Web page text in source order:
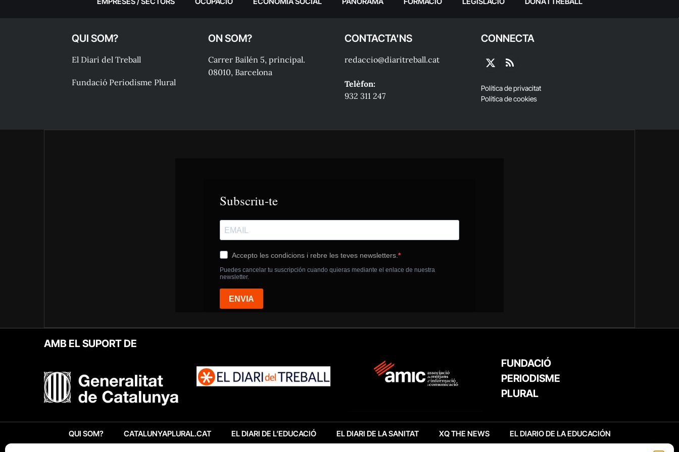
QUI SOM?
El Diari del Treball
Fundació Periodisme Plural
ON SOM?
Carrer Bailén 5, principal.
08010, Barcelona
CONTACTA'NS
redaccio@diaritreball.cat
Telèfon:
932 311 247
CONNECTA
X
RSS
Política de privacitat
Política de cookies
AMB EL SUPORT DE
FUNDACIÓ
PERIODISME
PLURAL
QUI SOM? CATALUNYAPLURAL.CAT EL DIARI DE L’EDUCACIÓ EL DIARI DE LA SANITAT XQ THE NEWS EL DIARIO DE LA EDUCACIÓN